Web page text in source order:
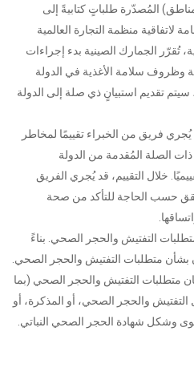
المُصدّرة طلباتٍ كتابيةً إلى
لاتفاقية منظمة التجارة العالمية
تُقرّر الجمارك الصينية بدء إجراءات
وظروف سلامة الأغذية في الدولة
تقديم استبيانٍ ذي صلة إلى الدولة
يُجري فريق من الخبراء تقييمًا لمخاطر
ذات الصلة المُقدمة من الدولة
خلال التقييم، قد يُجري الفريق
حسب الحاجة للتأكد من صحة
التفتيش والحجر الصحي. بناءً
بشأن متطلبات التفتيش والحجر الصحي.
متطلبات التفتيش والحجر الصحي (بما
والحجر الصحي، أو المذكرة، أو
وشكل شهادة الحجر الصحي النباتي.